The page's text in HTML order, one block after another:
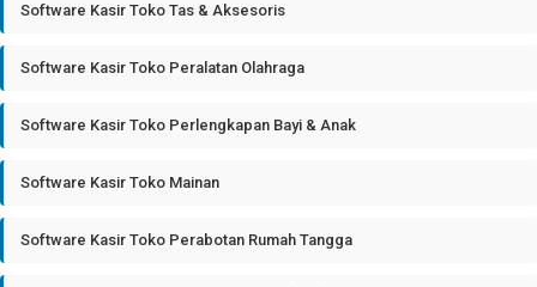
Software Kasir Toko Tas & Aksesoris
Software Kasir Toko Peralatan Olahraga
Software Kasir Toko Perlengkapan Bayi & Anak
Software Kasir Toko Mainan
Software Kasir Toko Perabotan Rumah Tangga